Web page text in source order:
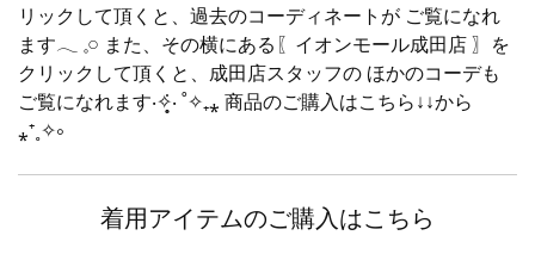
リックして頂くと、過去のコーディネートが ご覧になれ
ます𓂃 𓈒𓏸 また、その横にある〖イオンモール成田店 〗を
クリックして頂くと、成田店スタッフの ほかのコーデも
ご覧になれます‧✧̣̥̇‧ ˚✧₊⁎ 商品のご購入はこちら↓↓から
⁎⁺˳✧༚
着用アイテムのご購入はこちら